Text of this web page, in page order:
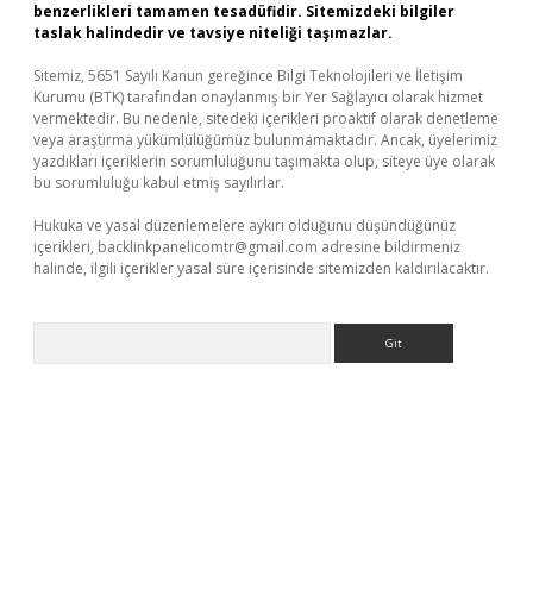
benzerlikleri tamamen tesadüfidir. Sitemizdeki bilgiler
taslak halindedir ve tavsiye niteliği taşımazlar.
Sitemiz, 5651 Sayılı Kanun gereğince Bilgi Teknolojileri ve İletişim
Kurumu (BTK) tarafından onaylanmış bir Yer Sağlayıcı olarak hizmet
vermektedir. Bu nedenle, sitedeki içerikleri proaktif olarak denetleme
veya araştırma yükümlülüğümüz bulunmamaktadır. Ancak, üyelerimiz
yazdıkları içeriklerin sorumluluğunu taşımakta olup, siteye üye olarak
bu sorumluluğu kabul etmiş sayılırlar.
Hukuka ve yasal düzenlemelere aykırı olduğunu düşündüğünüz
içerikleri, backlinkpanelicomtr@gmail.com adresine bildirmeniz
halinde, ilgili içerikler yasal süre içerisinde sitemizden kaldırılacaktır.